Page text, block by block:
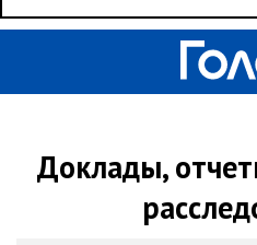
Доклады,